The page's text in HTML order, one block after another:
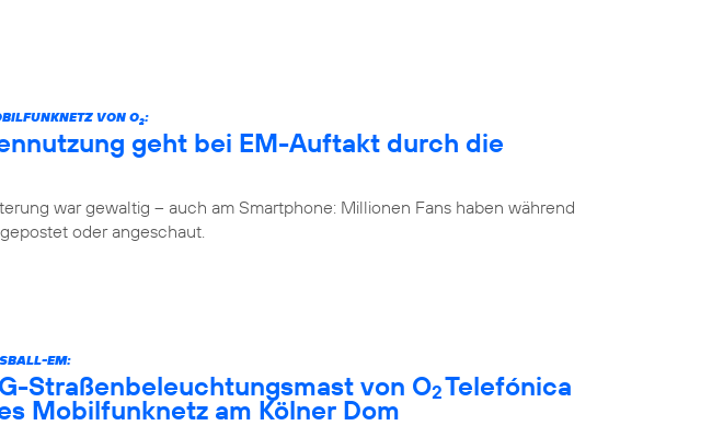
VON O2:
geht bei EM-Auftakt durch die
war gewaltig – auch am Smartphone: Millionen Fans haben während
oder angeschaut.
EM:
Straßenbeleuchtungsmast von O2Telefónica
Mobilfunknetz am Kölner Dom